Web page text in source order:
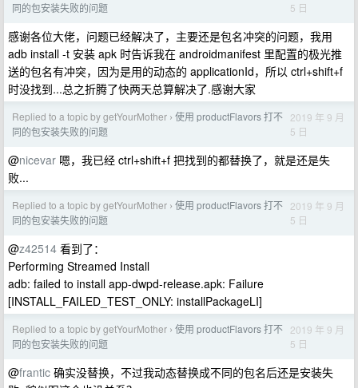
同的包安装失败的问题
5 日
感谢各位大佬，问题已经解决了，主要还是包名冲突的问题，我用
adb install -t 安装 apk 时告诉我在 androidmanifest 里配置的极光推
送的包名有冲突，因为是用的动态的 applicationId，所以 ctrl+shift+f
时没找到...总之折腾了快两天总算解决了.感谢大家
Replied to a topic by getYourMother › 使用 productFlavors 打不
同的包安装失败的问题
2019 年 9 月
5 日
@nicevar 嗯，我已经 ctrl+shift+f 把找到的都替换了，就是还是失
败...
Replied to a topic by getYourMother › 使用 productFlavors 打不
同的包安装失败的问题
2019 年 9 月
5 日
@z42514 看到了：
Performing Streamed Install
adb: failed to install app-dwpd-release.apk: Failure
[INSTALL_FAILED_TEST_ONLY: installPackageLI]
Replied to a topic by getYourMother › 使用 productFlavors 打不
同的包安装失败的问题
2019 年 9 月
5 日
@frantic 确实没替换，不过我动态替换成不同的包名后还是安装失